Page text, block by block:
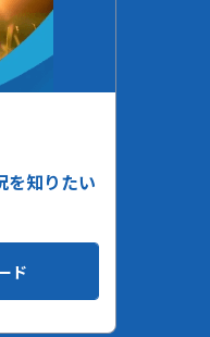
を知りたい
ド